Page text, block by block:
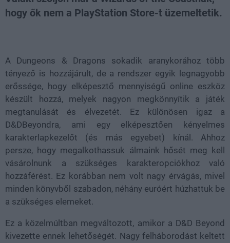
hogy ők nem a PlayStation Store-t üzemeltetik.
A Dungeons & Dragons sokadik aranykorához több
tényező is hozzájárult, de a rendszer egyik legnagyobb
erőssége, hogy elképesztő mennyiségű online eszköz
készült hozzá, melyek nagyon megkönnyítik a játék
megtanulását és élvezetét. Ez különösen igaz a
D&DBeyondra, ami egy elképesztően kényelmes
karakterlapkezelőt (és más egyebet) kínál. Ahhoz
persze, hogy megalkothassuk álmaink hősét meg kell
vásárolnunk a szükséges karakteropciókhoz való
hozzáférést. Ez korábban nem volt nagy érvágás, mivel
minden könyvből szabadon, néhány euróért húzhattuk be
a szükséges elemeket.
Ez a közelmúltban megváltozott, amikor a D&D Beyond
kivezette ennek lehetőségét. Nagy felháborodást keltett